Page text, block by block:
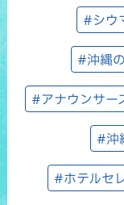
#シウ
#沖縄
#アナウンサー
#沖
#ホテルセ